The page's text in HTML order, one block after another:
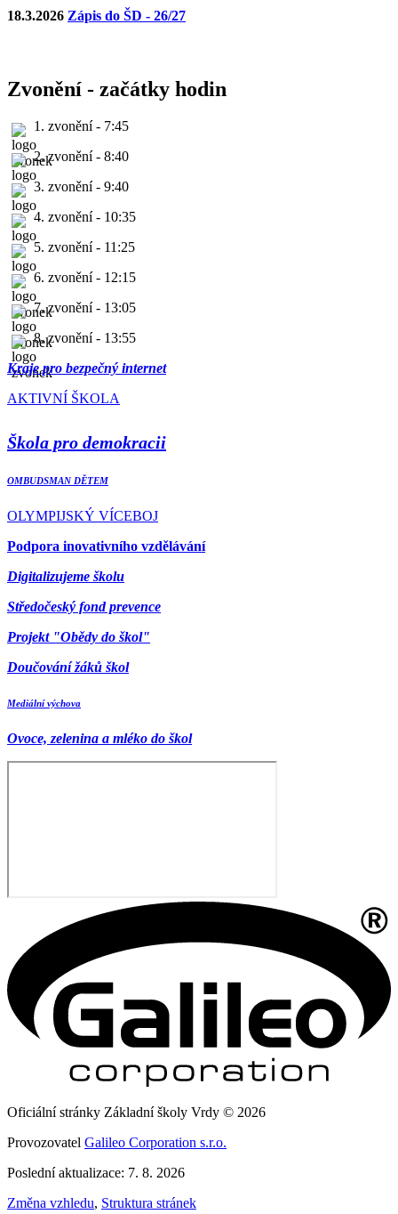
18.3.2026 Zápis do ŠD - 26/27
Zvonění - začátky hodin
1. zvonění - 7:45
2. zvonění - 8:40
3. zvonění - 9:40
4. zvonění - 10:35
5. zvonění - 11:25
6. zvonění - 12:15
7. zvonění - 13:05
8. zvonění - 13:55
Kraje pro bezpečný internet
AKTIVNÍ ŠKOLA
Škola pro demokracii
OMBUDSMAN DĚTEM
OLYMPIJSKÝ VÍCEBOJ
Podpora inovativního vzdělávání
Digitalizujeme školu
Středočeský fond prevence
Projekt "Obědy do škol"
Doučování žáků škol
Mediální výchova
Ovoce, zelenina a mléko do škol
Oficiální stránky Základní školy Vrdy © 2026
Provozovatel Galileo Corporation s.r.o.
Poslední aktualizace: 7. 8. 2026
Změna vzhledu, Struktura stránek